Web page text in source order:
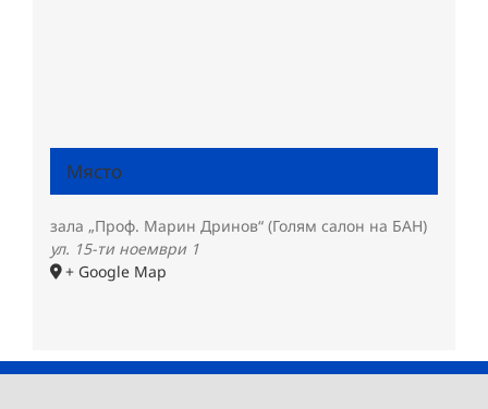
Място
зала „Проф. Марин Дринов“ (Голям салон на БАН)
ул. 15-ти ноември 1
+ Google Map